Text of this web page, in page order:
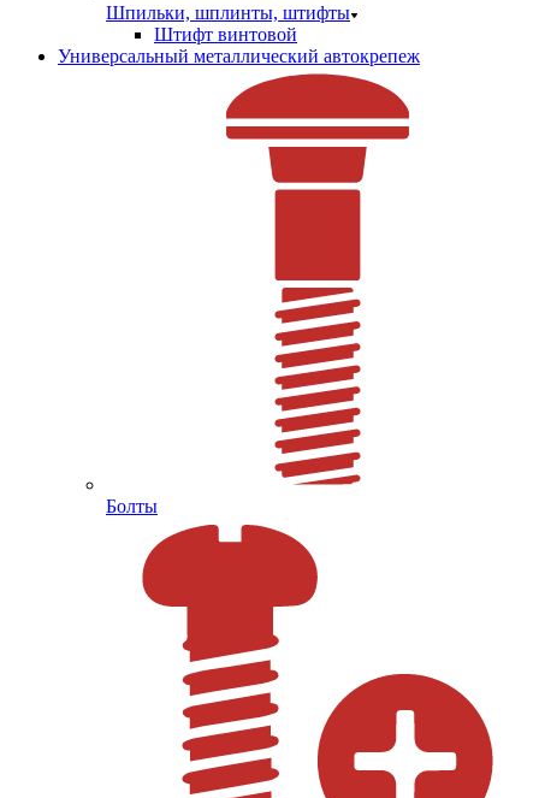
Шпильки, шплинты, штифты
Штифт винтовой
Универсальный металлический автокрепеж
Болты